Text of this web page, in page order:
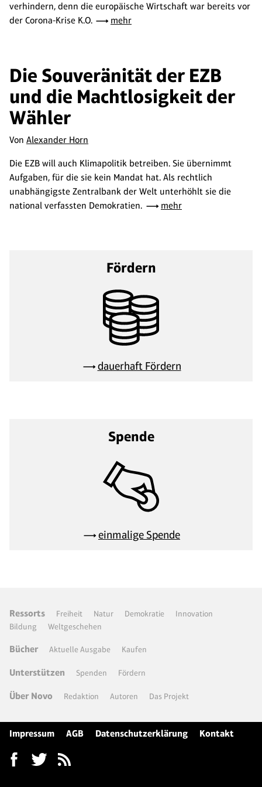
verhindern, denn die europäische Wirtschaft war bereits vor
der Corona-Krise K.O.
mehr
Die Souveränität der EZB
und die Machtlosigkeit der
Wähler
Von Alexander Horn
Die EZB will auch Klimapolitik betreiben. Sie übernimmt
Aufgaben, für die sie kein Mandat hat. Als rechtlich
unabhängigste Zentralbank der Welt unterhöhlt sie die
national verfassten Demokratien.
mehr
Fördern
dauerhaft Fördern
Spende
einmalige Spende
Ressorts Freiheit Natur Demokratie
Innovation
Bildung
Weltgeschehen
Bücher Aktuelle Ausgabe Kaufen
Unterstützen Spenden Fördern
Über Novo Redaktion Autoren Das Projekt
Impressum AGB Datenschutzerklärung Kontakt